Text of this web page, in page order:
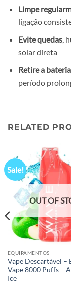
Limpe
ligação
Evite quedas,
solar direta
Retire a bateria
período
RELATED
Sale!
OUT OF
EQUIPAMENTOS
Vape Descartável –
Vape 8000 Puffs –
Ice